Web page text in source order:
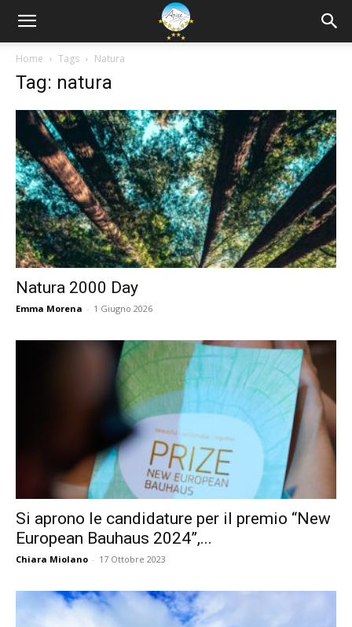
Home Tags Natura
Tag: natura
Natura 2000 Day
Emma Morena - 1 Giugno 2026
Si aprono le candidature per il premio “New
European Bauhaus 2024”,...
Chiara Miolano - 17 Ottobre 2023